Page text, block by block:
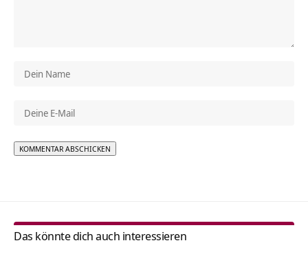
Das könnte dich auch interessieren